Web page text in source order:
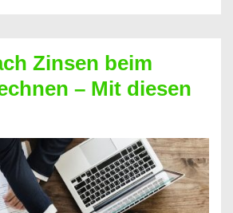
Zinsen beim
– Mit diesen